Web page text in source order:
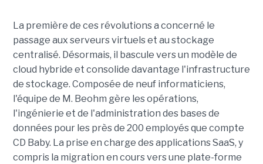
La première de ces révolutions a concerné le
passage aux serveurs virtuels et au stockage
centralisé. Désormais, il bascule vers un modèle de
cloud hybride et consolide davantage l'infrastructure
de stockage. Composée de neuf informaticiens,
l'équipe de M. Beohm gère les opérations,
l'ingénierie et de l'administration des bases de
données pour les près de 200 employés que compte
CD Baby. La prise en charge des applications SaaS, y
compris la migration en cours vers une plate-forme